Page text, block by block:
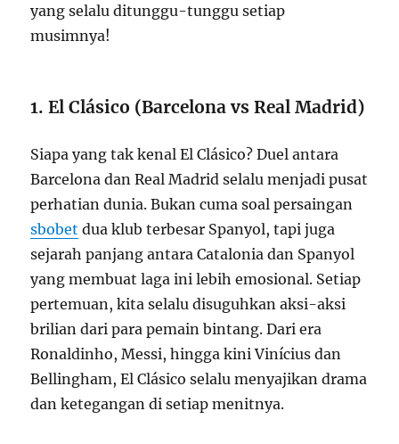
yang selalu ditunggu-tunggu setiap
musimnya!
1. El Clásico (Barcelona vs Real Madrid)
Siapa yang tak kenal El Clásico? Duel antara
Barcelona dan Real Madrid selalu menjadi pusat
perhatian dunia. Bukan cuma soal persaingan
sbobet dua klub terbesar Spanyol, tapi juga
sejarah panjang antara Catalonia dan Spanyol
yang membuat laga ini lebih emosional. Setiap
pertemuan, kita selalu disuguhkan aksi-aksi
brilian dari para pemain bintang. Dari era
Ronaldinho, Messi, hingga kini Vinícius dan
Bellingham, El Clásico selalu menyajikan drama
dan ketegangan di setiap menitnya.